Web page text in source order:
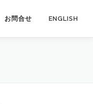
お問合せ ENGLISH